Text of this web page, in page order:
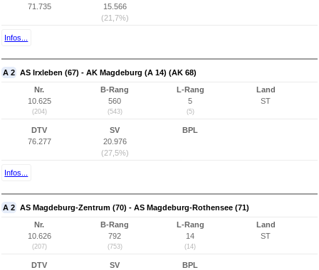
71.735
15.566
(21,7%)
Infos...
A 2 AS Irxleben (67) - AK Magdeburg (A 14) (AK 68)
Nr.
10.625
(204)
B-Rang
560
(543)
L-Rang
5
(5)
Land
ST
DTV
76.277
SV
20.976
(27,5%)
BPL
Infos...
A 2 AS Magdeburg-Zentrum (70) - AS Magdeburg-Rothensee (71)
Nr.
10.626
(207)
B-Rang
792
(753)
L-Rang
14
(14)
Land
ST
DTV
SV
BPL